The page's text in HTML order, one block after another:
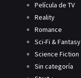
Película de TV
Reality
Romance
Sci-Fi & Fantasy
Science Fiction
Sin categoría